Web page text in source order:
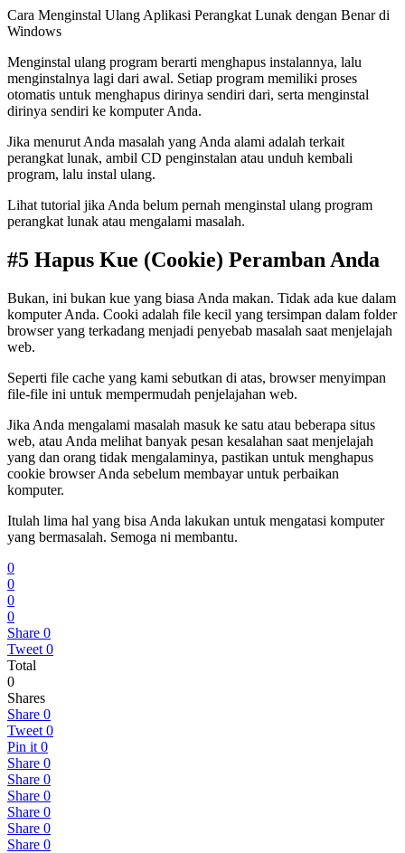
Cara Menginstal Ulang Aplikasi Perangkat Lunak dengan Benar di
Windows
Menginstal ulang program berarti menghapus instalannya, lalu
menginstalnya lagi dari awal. Setiap program memiliki proses
otomatis untuk menghapus dirinya sendiri dari, serta menginstal
dirinya sendiri ke komputer Anda.
Jika menurut Anda masalah yang Anda alami adalah terkait
perangkat lunak, ambil CD penginstalan atau unduh kembali
program, lalu instal ulang.
Lihat tutorial jika Anda belum pernah menginstal ulang program
perangkat lunak atau mengalami masalah.
#5 Hapus Kue (Cookie) Peramban Anda
Bukan, ini bukan kue yang biasa Anda makan. Tidak ada kue dalam
komputer Anda. Cooki adalah file kecil yang tersimpan dalam folder
browser yang terkadang menjadi penyebab masalah saat menjelajah
web.
Seperti file cache yang kami sebutkan di atas, browser menyimpan
file-file ini untuk mempermudah penjelajahan web.
Jika Anda mengalami masalah masuk ke satu atau beberapa situs
web, atau Anda melihat banyak pesan kesalahan saat menjelajah
yang dan orang tidak mengalaminya, pastikan untuk menghapus
cookie browser Anda sebelum membayar untuk perbaikan
komputer.
Itulah lima hal yang bisa Anda lakukan untuk mengatasi komputer
yang bermasalah. Semoga ni membantu.
0
0
0
0
Share 0
Tweet 0
Total
0
Shares
Share 0
Tweet 0
Pin it 0
Share 0
Share 0
Share 0
Share 0
Share 0
Share 0